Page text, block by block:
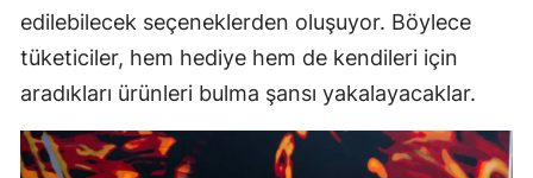
edilebilecek seçeneklerden oluşuyor. Böylece
tüketiciler, hem hediye hem de kendileri için
aradıkları ürünleri bulma şansı yakalayacaklar.